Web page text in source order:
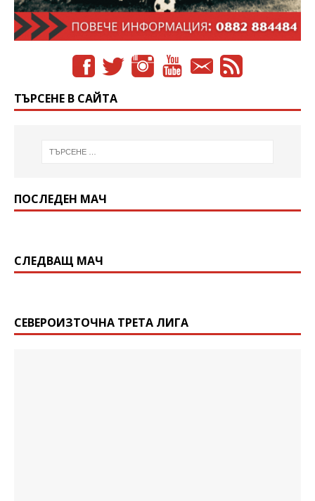
ТЪРСЕНЕ В САЙТА
ПОСЛЕДЕН МАЧ
СЛЕДВАЩ МАЧ
СЕВЕРОИЗТОЧНА ТРЕТА ЛИГА